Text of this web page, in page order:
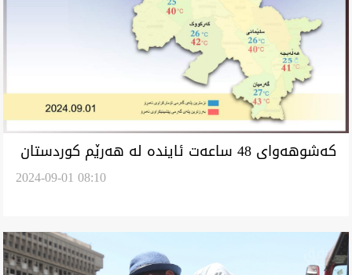
کەشوهەوای 48 ساعەت ئایندە لە هەرێم کوردستان
2024-09-01 08:10